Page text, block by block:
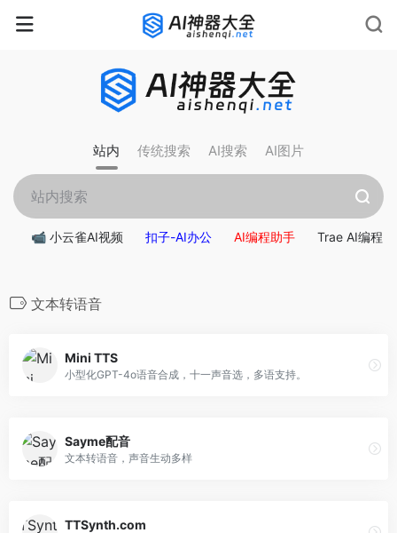
站内 传统搜索 AI搜索 AI图片
📹 小云雀AI视频 扣子-AI办公 AI编程助手 Trae AI编程
文本转语音
Mini TTS
小型化GPT-4o语音合成，十一声音选，多语支持。
Sayme配音
文本转语音，声音生动多样
TTSynth.com